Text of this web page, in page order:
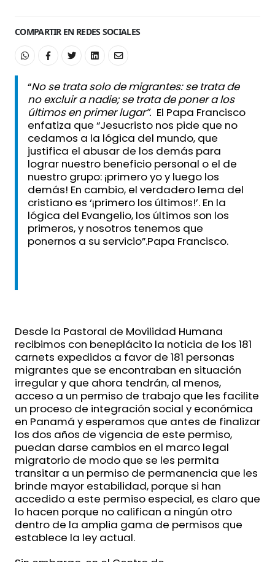
COMPARTIR EN REDES SOCIALES
“No se trata solo de migrantes: se trata de
no excluir a nadie;se trata de poner a los
últimos en primer lugar”. El Papa Francisco
enfatiza que “Jesucristo nos pide que no
cedamos a la lógica del mundo, que
justifica el abusar de los demás para
lograr nuestro beneficio personal o el de
nuestro grupo: ¡primero yo y luego los
demás! En cambio, el verdadero lema del
cristiano es ‘¡primero los últimos!’. En la
lógica del Evangelio, los últimos son los
primeros, y nosotros tenemos que
ponernos a su servicio”.Papa Francisco.
Desde la Pastoral de Movilidad Humana
recibimos con beneplácito la noticia de los 181
carnets expedidos a favor de 181 personas
migrantes que se encontraban en situación
irregular y que ahora tendrán, al menos,
acceso a un permiso de trabajo que les facilite
un proceso de integración social y económica
en Panamá y esperamos que antes de finalizar
los dos años de vigencia de este permiso,
puedan darse cambios en el marco legal
migratorio de modo que se les permita
transitar a un permiso de permanencia que les
brinde mayor estabilidad, porque si han
accedido a este permiso especial, es claro que
lo hacen porque no califican a ningún otro
dentro de la amplia gama de permisos que
establece la ley actual.